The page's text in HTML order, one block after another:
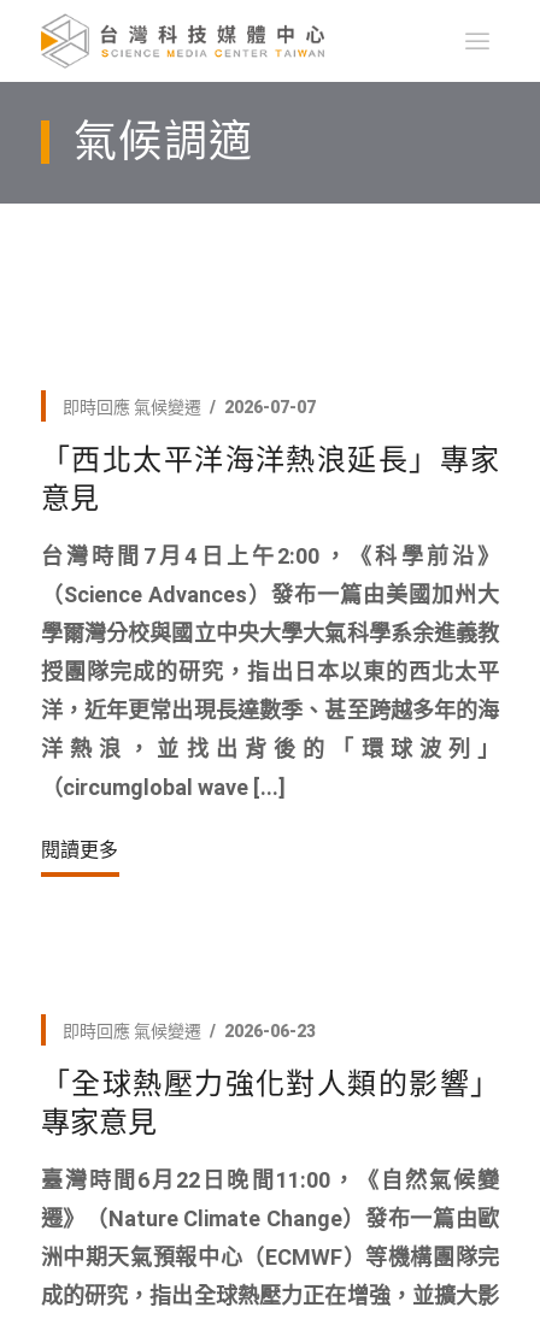
氣候調適
即時回應 氣候變遷 2026-07-07
「西北太平洋海洋熱浪延長」專家
意見
台灣時間7月4日上午2:00，《科學前沿》
（Science Advances）發布一篇由美國加州大
學爾灣分校與國立中央大學大氣科學系余進義教
授團隊完成的研究，指出日本以東的西北太平
洋，近年更常出現長達數季、甚至跨越多年的海
洋熱浪，並找出背後的「環球波列」
（circumglobal wave [...]
閱讀更多
即時回應 氣候變遷 2026-06-23
「全球熱壓力強化對人類的影響」
專家意見
臺灣時間6月22日晚間11:00，《自然氣候變
遷》（Nature Climate Change）發布一篇由歐
洲中期天氣預報中心（ECMWF）等機構團隊完
成的研究，指出全球熱壓力正在增強，並擴大影